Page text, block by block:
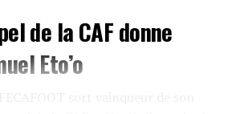
de la CAF donne
Eto’o